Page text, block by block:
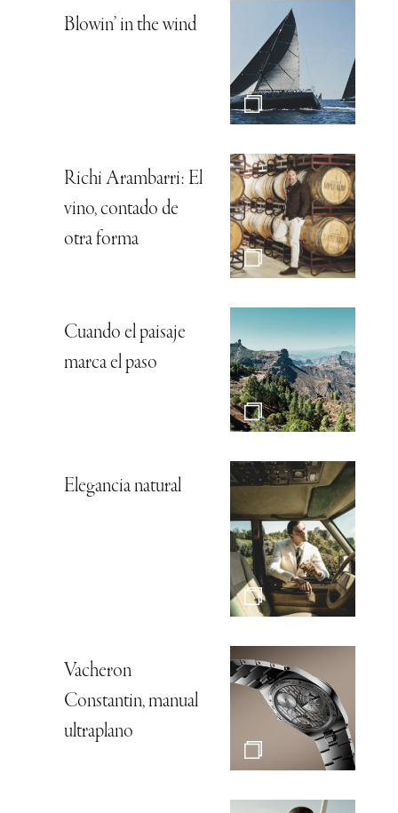
Blowin’ in the wind
Richi Arambarri: El
vino, contado de
otra forma
Cuando el paisaje
marca el paso
Elegancia natural
Vacheron
Constantin, manual
ultraplano